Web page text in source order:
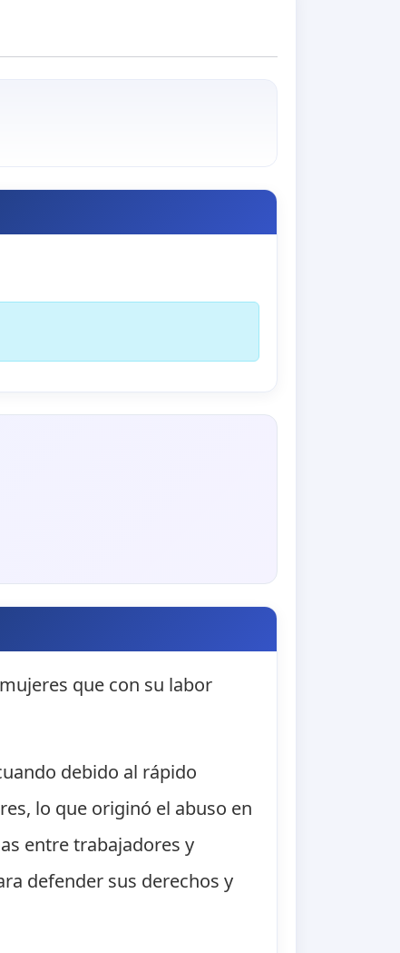
que con su labor
debido al rápido
lo que originó el abuso en
entre trabajadores y
defender sus derechos y